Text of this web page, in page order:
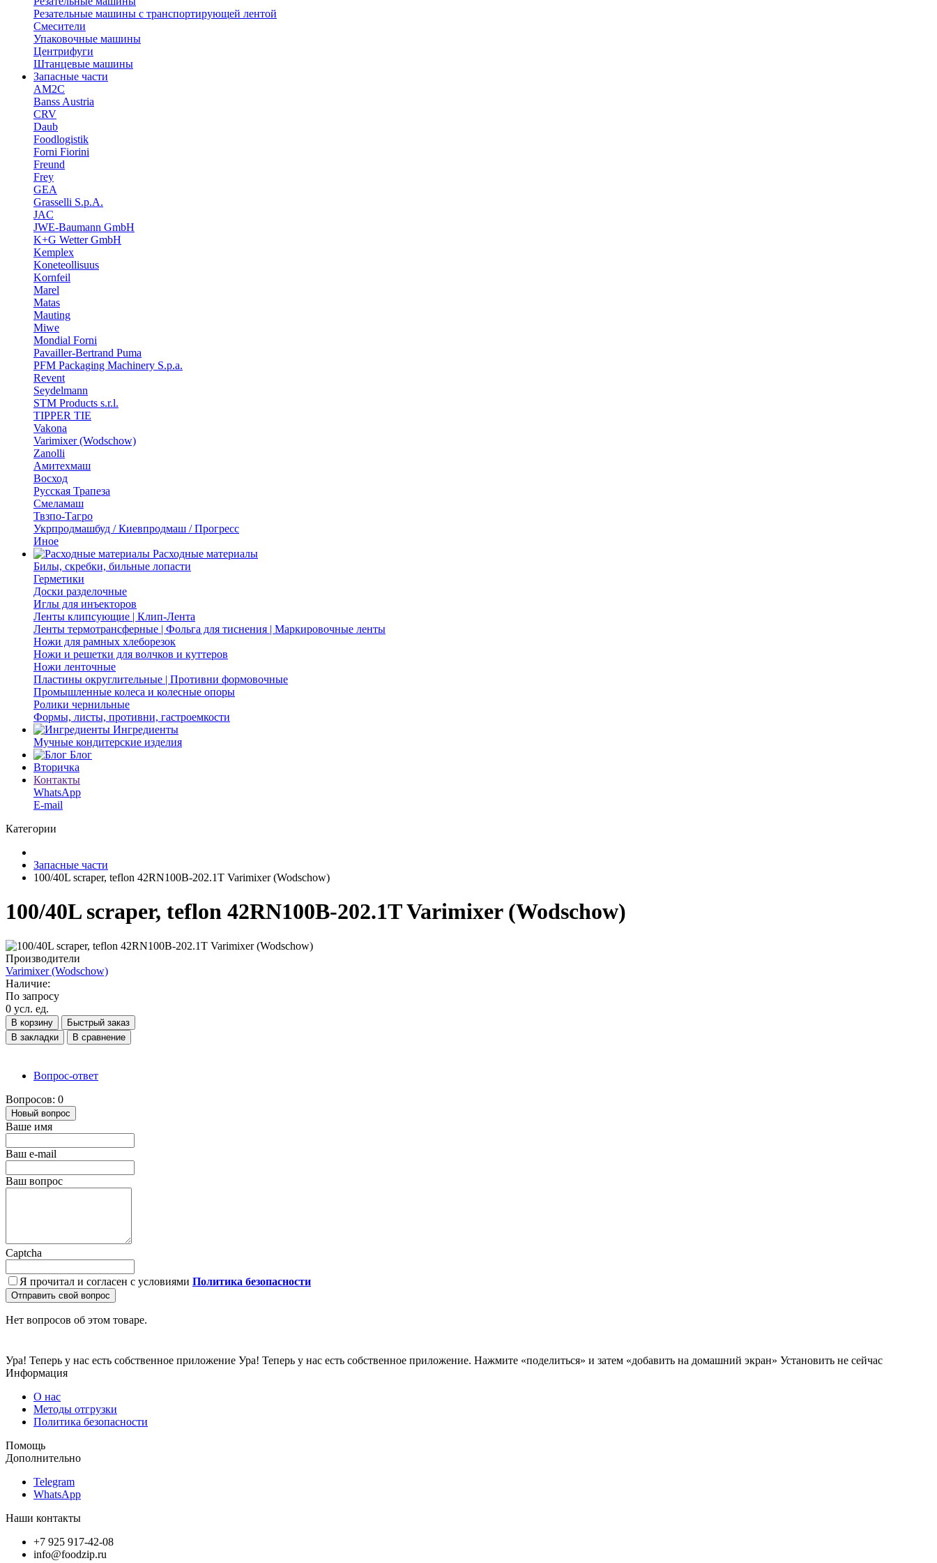
Резательные машины с транспортирующей лентой
Смесители
Упаковочные машины
Центрифуги
Штанцевые машины
Запасные части
AM2C
Banss Austria
CRV
Daub
Foodlogistik
Forni Fiorini
Freund
Frey
GEA
Grasselli S.p.A.
JAC
JWE-Baumann GmbH
K+G Wetter GmbH
Kemplex
Koneteollisuus
Kornfeil
Marel
Matas
Mauting
Miwe
Mondial Forni
Pavailler-Bertrand Puma
PFM Packaging Machinery S.p.a.
Revent
Seydelmann
STM Products s.r.l.
TIPPER TIE
Vakona
Varimixer (Wodschow)
Zanolli
Амитехмаш
Восход
Русская Трапеза
Смеламаш
Твзпо-Тагро
Укрпродмашбуд / Киевпродмаш / Прогресс
Иное
Расходные материалы
Билы, скребки, бильные лопасти
Герметики
Доски разделочные
Иглы для инъекторов
Ленты клипсующие | Клип-Лента
Ленты термотрансферные | Фольга для тиснения | Маркировочные ленты
Ножи для рамных хлеборезок
Ножи и решетки для волчков и куттеров
Ножи ленточные
Пластины округлительные | Противни формовочные
Промышленные колеса и колесные опоры
Ролики чернильные
Формы, листы, противни, гастроемкости
Ингредиенты
Мучные кондитерские изделия
Блог
Вторичка
Контакты
WhatsApp
E-mail
Категории
Запасные части
100/40L scraper, teflon 42RN100B-202.1T Varimixer (Wodschow)
100/40L scraper, teflon 42RN100B-202.1T Varimixer (Wodschow)
Производители
Varimixer (Wodschow)
Наличие:
По запросу
0 усл. ед.
В корзину
Быстрый заказ
В закладки
В сравнение
Вопрос-ответ
Вопросов: 0
Новый вопрос
Ваше имя
Ваш e-mail
Ваш вопрос
Captcha
Я прочитал и согласен с условиями Политика безопасности
Отправить свой вопрос
Нет вопросов об этом товаре.
Ура! Теперь у нас есть собственное приложение Ура! Теперь у нас есть собственное приложение. Нажмите «поделиться» и затем «добавить на домашний экран» Установить не сейчас
Информация
О нас
Методы отгрузки
Политика безопасности
Помощь
Дополнительно
Telegram
WhatsApp
Наши контакты
+7 925 917-42-08
info@foodzip.ru